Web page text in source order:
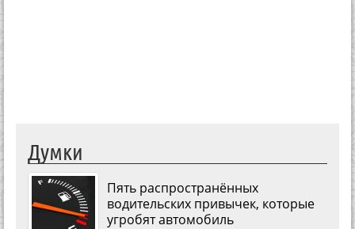
Думки
Пять распространённых
водительских привычек, которые
угробят автомобиль